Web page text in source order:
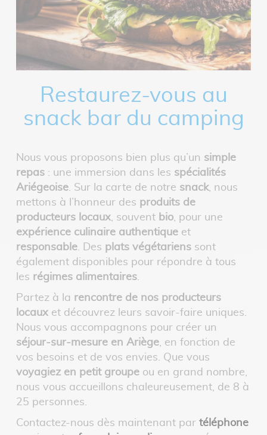
Restaurez-vous au
snack bar du camping
Nous vous proposons bien plus qu’un simple
repas: une immersion dans les spécialités
Ariégeoise. Sur la carte de notre snack, nous
mettons à l’honneur des produits de
producteurs locaux, souvent bio, pour une
expérience culinaire authentiqueet
responsable. Des plats végétarienssont
également disponibles pour répondre à tous
les régimes alimentaires.
Partez à la rencontre de nos producteurs
locauxet découvrez leurs savoir-faire uniques.
Nous vous accompagnons pour créer un
séjour-sur-mesure en Ariège, en fonction de
vos besoins et de vos envies. Que vous
voyagiez en petit groupeou en grand nombre,
nous vous accueillons chaleureusement, de 8 à
25 personnes.
Contactez-nous dès maintenant par téléphone